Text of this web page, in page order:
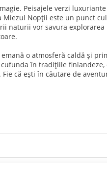
Peisajele verzi
Nopții este un punct
naturii vor savura explorarea
o atmosferă caldă și
în tradițiile
că ești în căutare de